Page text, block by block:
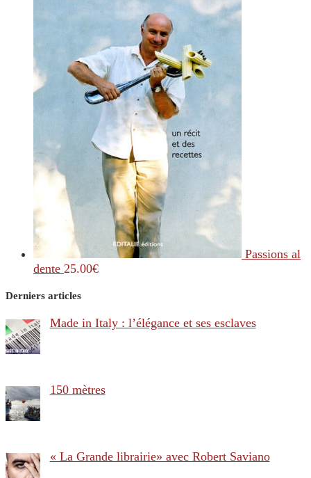
Passions al
dente 25.00€
Derniers articles
Made in Italy : l’élégance et ses esclaves
150 mètres
« La Grande librairie» avec Robert Saviano